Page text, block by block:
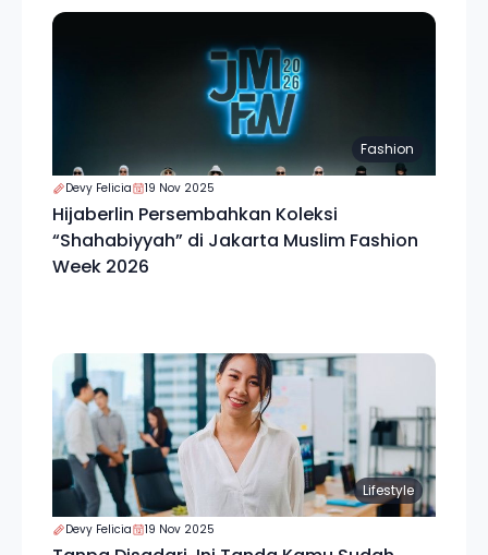
Fashion
Devy Felicia 19 Nov 2025
Hijaberlin Persembahkan Koleksi
“Shahabiyyah” di Jakarta Muslim Fashion
Week 2026
Lifestyle
Devy Felicia 19 Nov 2025